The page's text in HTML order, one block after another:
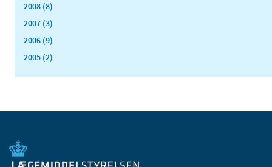
2008 (8)
2007 (3)
2006 (9)
2005 (2)